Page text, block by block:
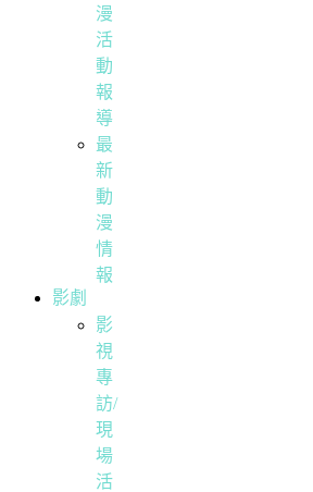
漫
活
動
報
導
最
新
動
漫
情
報
影劇
影
視
專
訪/
現
場
活